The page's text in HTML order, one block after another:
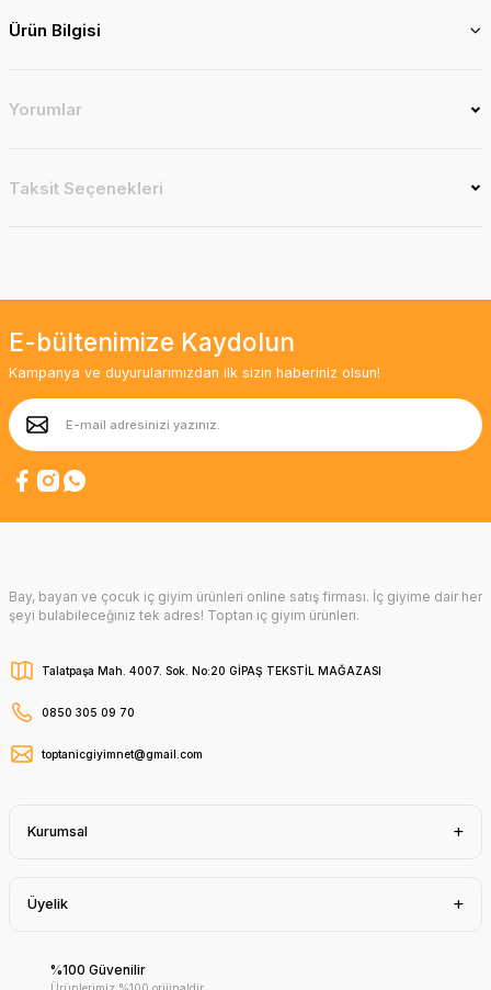
Ürün Bilgisi
Yorumlar
Taksit Seçenekleri
E-bültenimize Kaydolun
Kampanya ve duyurularımızdan ilk sizin haberiniz olsun!
Bay, bayan ve çocuk iç giyim ürünleri online satış firması. İç giyime dair her
şeyi bulabileceğiniz tek adres! Toptan iç giyim ürünleri.
Talatpaşa Mah. 4007. Sok. No:20 GİPAŞ TEKSTİL MAĞAZASI
0850 305 09 70
toptanicgiyimnet@gmail.com
Kurumsal
Üyelik
%100 Güvenilir